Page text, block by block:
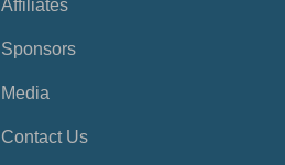
Affiliates
Sponsors
Media
Contact Us